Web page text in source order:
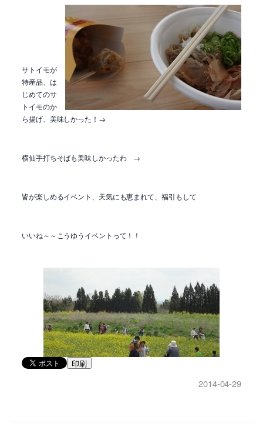
サトイモが
特産品、は
じめてのサ
トイモのか
ら揚げ、美味しかった！→
横仙手打ちそばも美味しかったわ →
皆が楽しめるイベント、天気にも恵まれて、福引もして
いいね～～こうゆうイベントって！！
印刷
2014-04-29